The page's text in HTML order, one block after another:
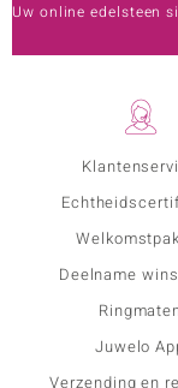
Deelname
Juwelo
Verzending en
Uw online edelsteen